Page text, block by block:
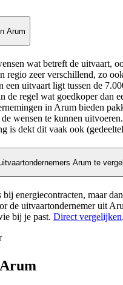
Arum
wat betreft de uitvaart,
regio zeer verschillend, zo
een uitvaart ligt tussen de
de regel wat goedkoper dan
in Arum bieden
wensen te kunnen
is dekt dit vaak ook
Arum te
energiecontracten, maar
de uitvaartondernemer uit
bij je past. Direct vergelijken.